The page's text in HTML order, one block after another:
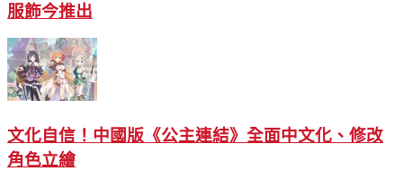
服飾今推出
文化自信！中國版《公主連結》全面中文化、修改
角色立繪